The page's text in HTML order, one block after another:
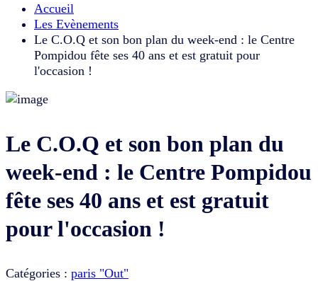
Accueil
Les Evènements
Le C.O.Q et son bon plan du week-end : le Centre
Pompidou fête ses 40 ans et est gratuit pour
l'occasion !
Le C.O.Q et son bon plan du
week-end : le Centre Pompidou
fête ses 40 ans et est gratuit
pour l'occasion !
Catégories : paris "Out"